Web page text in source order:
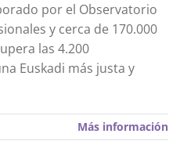
por el Observatorio
y cerca de 170.000
las 4.200
Euskadi más justa y
Más información